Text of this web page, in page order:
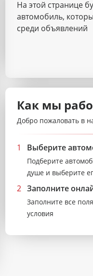
На этой странице
автомобиль,
среди объявлений
Как мы
Добро пожаловать в
1 Выберите
Подберите
душе и выберите
2 Заполните
Заполните все
условия